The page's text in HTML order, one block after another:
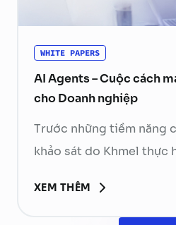
WHITE PAPERS
AI Agents – Cuộc cách
cho Doanh nghiệp
Trước những tiềm năng
khảo sát do Khmel thực
thống này vào các hoạt
trong ba năm tới (từ
XEM THÊM